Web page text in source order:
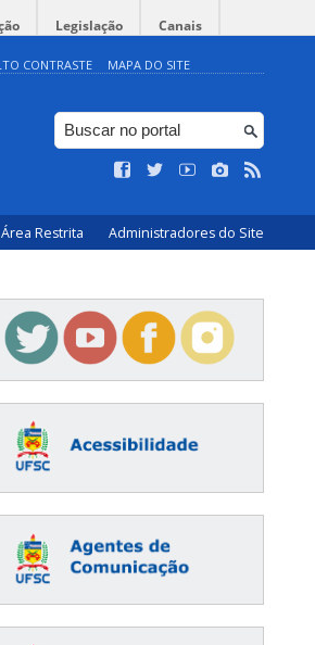
Legislação Canais
CONTRASTE MAPA DO SITE
Área Restrita Administradores do Site